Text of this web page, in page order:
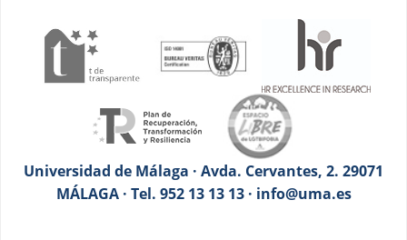
Universidad de Málaga · Avda. Cervantes, 2. 29071
MÁLAGA · Tel. 952 13 13 13 · info@uma.es